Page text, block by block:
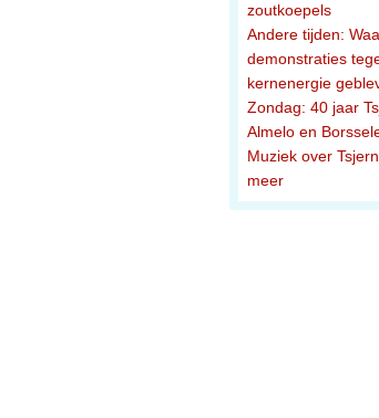
zoutkoepels
Andere tijden:
demonstraties
kernenergie
Zondag: 40 jaar
Almelo en
Muziek over
meer